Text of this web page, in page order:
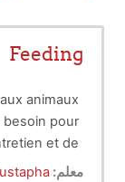
Feeding
animaux
pour
et de
étaient en
معلم: